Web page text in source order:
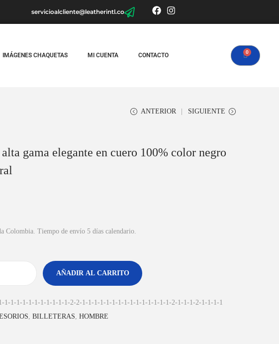
servicioalcliente@leatherintl.co
IMÁGENES CHAQUETAS MI CUENTA CONTACTO
ANTERIOR SIGUIENTE
gama elegante en cuero 100% color negro
Colombia. Tiempo de envío 5 días calendario.
AÑADIR AL CARRITO
1-1-1-1-1-1-1-1-1-1-1-2-2-1-1-1-1-1-1-1-1-1-1-1-1-1-1-1-2-1-1-1-2-1-1-1-1
BILLETERAS HOMBRE